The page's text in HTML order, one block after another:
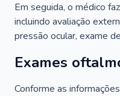
Em seguida, o médico
incluindo avaliação
pressão ocular, exame
Exames
Conforme as